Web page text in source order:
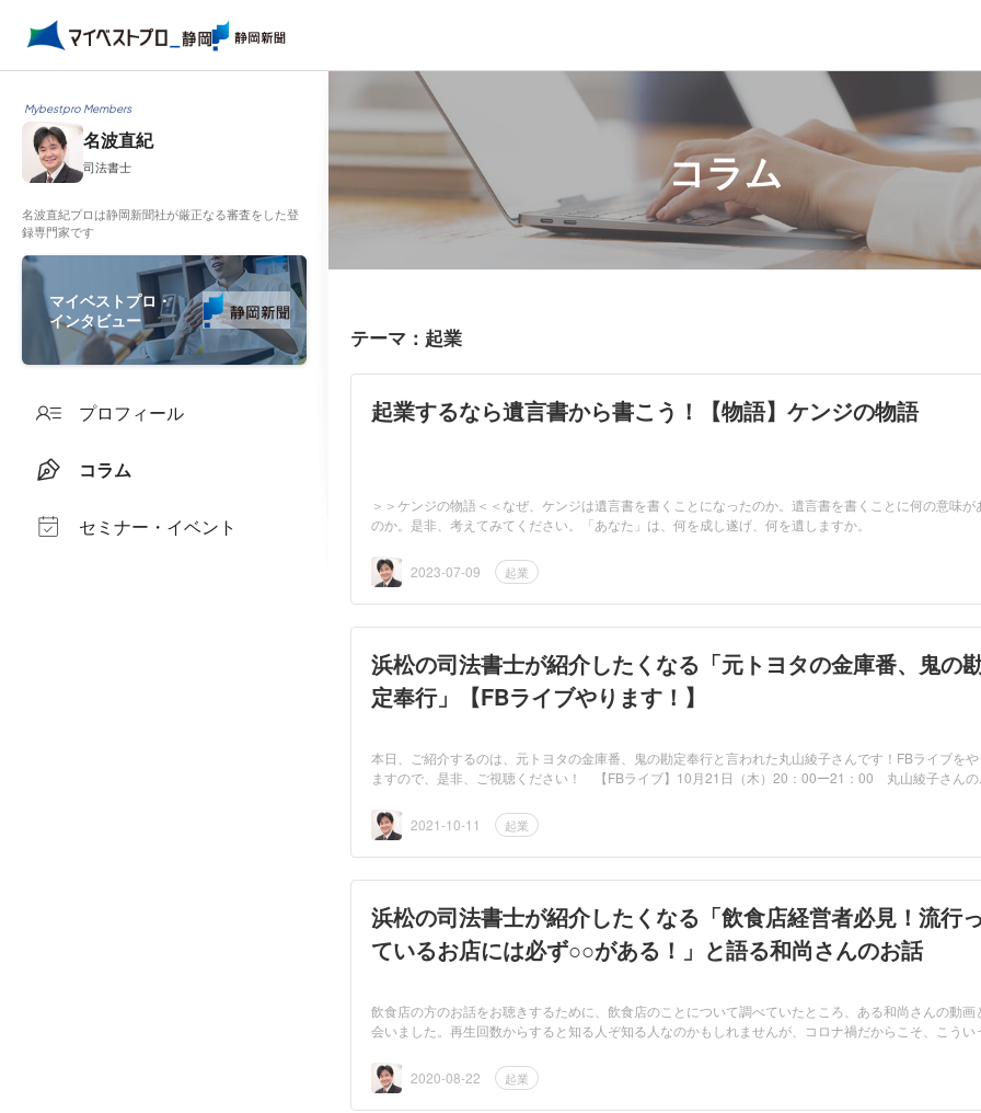
Mybestpro Members
名波直紀
司法書士
名波直紀プロは静岡新聞社が厳正なる審査をした登
録専門家です
マイベストプロ・
インタビュー
プロフィール
コラム
セミナー・イベント
コラム
テーマ：起業
起業するなら遺言書から書こう！【物語】ケンジの物語
＞＞ケンジの物語＜＜なぜ、ケンジは遺言書を書くことになったのか。遺言書を書くことに何の意味が
のか。是非、考えてみてください。「あなた」は、何を成し遂げ、何を遺しますか。
2023-07-09 起業
浜松の司法書士が紹介したくなる「元トヨタの金庫番、鬼の
定奉行」【FBライブやります！】
本日、ご紹介するのは、元トヨタの金庫番、鬼の勘定奉行と言われた丸山綾子さんです！FBライブを
ますので、是非、ご視聴ください！ 【FBライブ】10月21日（木）20：00ー21：00 丸山綾子さんの
2021-10-11 起業
浜松の司法書士が紹介したくなる「飲食店経営者必見！流行
ているお店には必ず○○がある！」と語る和尚さんのお話
飲食店の方のお話をお聴きするために、飲食店のことについて調べていたところ、ある和尚さんの動画
会いました。再生回数からすると知る人ぞ知る人なのかもしれませんが、コロナ禍だからこそ、こうい
2020-08-22
起業